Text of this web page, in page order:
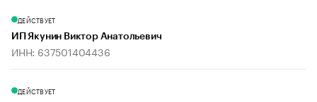
ДЕЙСТВУЕТ
ИП Якунин Виктор Анатольевич
ИНН: 637501404436
ДЕЙСТВУЕТ